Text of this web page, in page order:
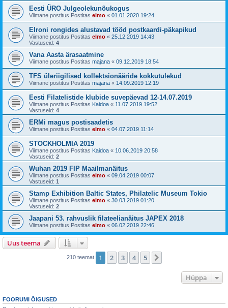
Eesti ÜRO Julgeolekunõukogus
Viimane postitus Postitas elmo « 01.01.2020 19:24
Elroni rongides alustavad tööd postkaardi-päkapikud
Viimane postitus Postitas elmo « 25.12.2019 14:43
Vastuseid: 4
Vana Aasta ärasaatmine
Viimane postitus Postitas majana « 09.12.2019 18:54
TFS üleriigilised kollektsionääride kokkutulekud
Viimane postitus Postitas majana « 14.09.2019 12:19
Eesti Filatelistide klubide suvepäevad 12-14.07.2019
Viimane postitus Postitas Kaidoa « 11.07.2019 19:52
Vastuseid: 4
ERMi magus postisaadetis
Viimane postitus Postitas elmo « 04.07.2019 11:14
STOCKHOLMIA 2019
Viimane postitus Postitas Kaidoa « 10.06.2019 20:58
Vastuseid: 2
Wuhan 2019 FIP Maailmanäitus
Viimane postitus Postitas elmo « 09.04.2019 00:07
Vastuseid: 1
Stamp Exhibition Baltic States, Philatelic Museum Tokio
Viimane postitus Postitas elmo « 30.03.2019 01:20
Vastuseid: 2
Jaapani 53. rahvuslik filateelianäitus JAPEX 2018
Viimane postitus Postitas elmo « 06.02.2019 22:46
Uus teema
210 teemat 1 2 3 4 5
Hüppa
FOORUMI ÕIGUSED